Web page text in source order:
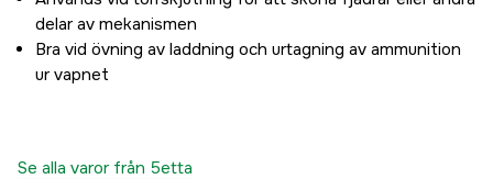
delar av mekanismen
Bra vid övning av laddning och urtagning av ammunition
ur vapnet
Se alla varor från 5etta